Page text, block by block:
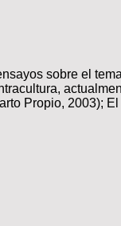
sobre el
Propio, 2003);